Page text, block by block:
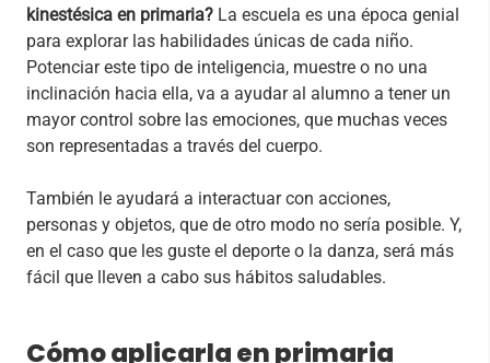
kinestésica en primaria? La escuela es una época genial
para explorar las habilidades únicas de cada niño.
Potenciar este tipo de inteligencia, muestre o no una
inclinación hacia ella, va a ayudar al alumno a tener un
mayor control sobre las emociones, que muchas veces
son representadas a través del cuerpo.
También le ayudará a interactuar con acciones,
personas y objetos, que de otro modo no sería posible. Y,
en el caso que les guste el deporte o la danza, será más
fácil que lleven a cabo sus hábitos saludables.
Cómo aplicarla en primaria